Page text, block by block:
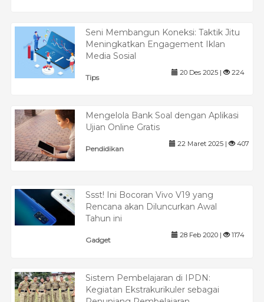
Seni Membangun Koneksi: Taktik Jitu
Meningkatkan Engagement Iklan
Media Sosial
Tips
20 Des 2025 | 224
Mengelola Bank Soal dengan Aplikasi
Ujian Online Gratis
Pendidikan
22 Maret 2025 | 407
Ssst! Ini Bocoran Vivo V19 yang
Rencana akan Diluncurkan Awal
Tahun ini
Gadget
28 Feb 2020 | 1174
Sistem Pembelajaran di IPDN:
Kegiatan Ekstrakurikuler sebagai